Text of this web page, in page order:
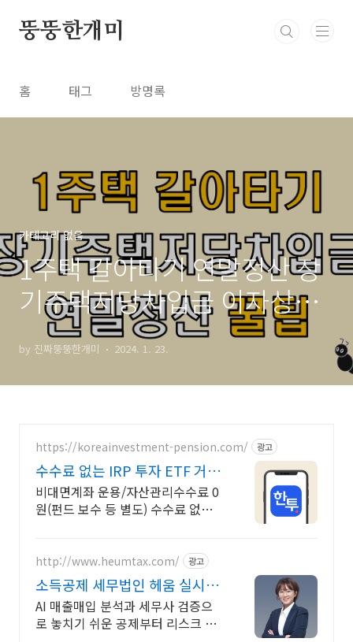
뚱뚱한개미
홈 태그 방명록
카테고리 없음
1주택 갈아타기 연말정산 장
기주택저당차입금 이자상환
액 소득공제 가능할까?
by 진짜뚱뚱한개미 2024. 1. 23.
https://koreainvestment-pension.com/ 광고
수수료 없는 IRP 투자 ETF 거래
수수료 무료
비대면계좌 운용/자산관리수수료 0
원(펀드 보수 등 별도) 수수료 없이
http://www.heumtax.com/ 광고
소득공제 세무법인 헤움 실시간
카톡 상담 지원
AI 매출매입 분석과 세무사 검증으
로 놓치기 쉬운 공제부터 리스크 관